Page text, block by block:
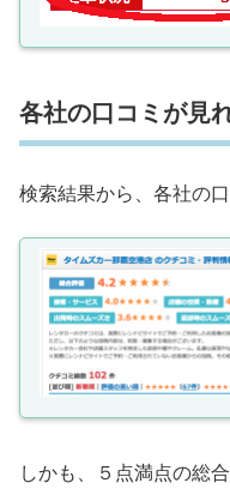
各社の口コミが見
検索結果から、各社の
しかも、５点満点の総